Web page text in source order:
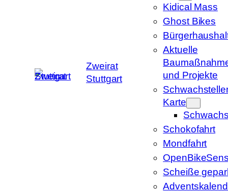
Zweirat
Stuttgart
Kidical Mass
Ghost Bikes
Aktuelle
und Projekte
Karte
Schokofahrt
Mondfahrt
Scheiße